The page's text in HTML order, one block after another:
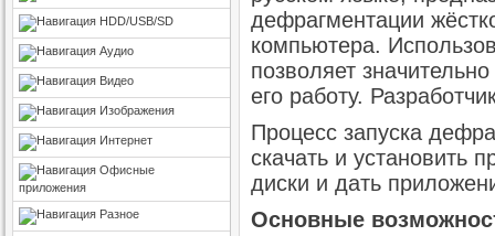
HDD/USB/SD
Аудио
Видео
Изображения
Интернет
Офисные
приложения
Разное
дефрагментации
компьютера.
позволяет
его работу.
Процесс запуска
скачать и установить
диски и дать
Основные